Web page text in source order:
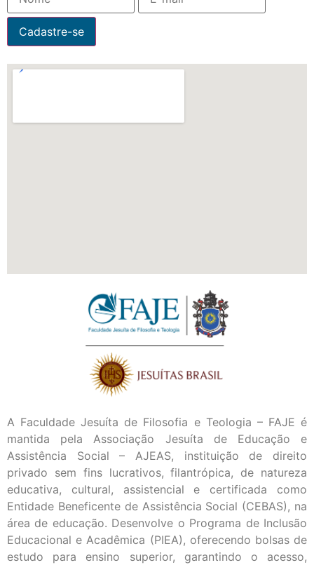
A Faculdade Jesuíta de Filosofia e Teologia – FAJE é
mantida pela Associação Jesuíta de Educação e
Assistência Social – AJEAS, instituição de direito
privado sem fins lucrativos, filantrópica, de natureza
educativa, cultural, assistencial e certificada como
Entidade Beneficente de Assistência Social (CEBAS), na
área de educação. Desenvolve o Programa de Inclusão
Educacional e Acadêmica (PIEA), oferecendo bolsas de
estudo para ensino superior, garantindo o acesso,